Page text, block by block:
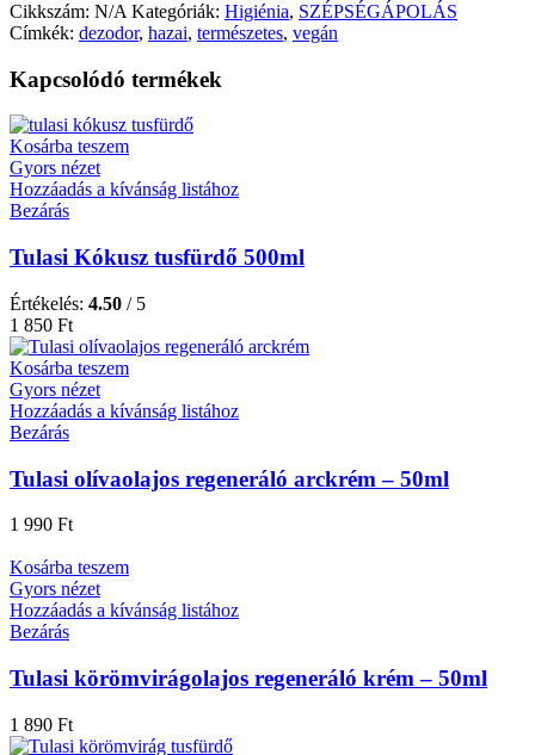
Cikkszám: N/A Kategóriák: Higiénia, SZÉPSÉGÁPOLÁS
Címkék: dezodor, hazai, természetes, vegán
Kapcsolódó termékek
Kosárba teszem
Gyors nézet
Hozzáadás a kívánság listához
Bezárás
Tulasi Kókusz tusfürdő 500ml
Értékelés: 4.50 / 5
1 850 Ft
Kosárba teszem
Gyors nézet
Hozzáadás a kívánság listához
Bezárás
Tulasi olívaolajos regeneráló arckrém – 50ml
1 990 Ft
Kosárba teszem
Gyors nézet
Hozzáadás a kívánság listához
Bezárás
Tulasi körömvirágolajos regeneráló krém – 50ml
1 890 Ft